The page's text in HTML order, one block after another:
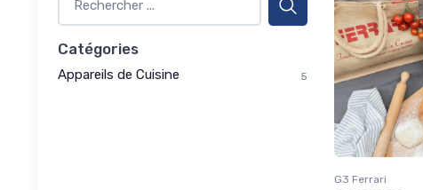
Catégories
Appareils de Cuisine 5
G3 Ferrari